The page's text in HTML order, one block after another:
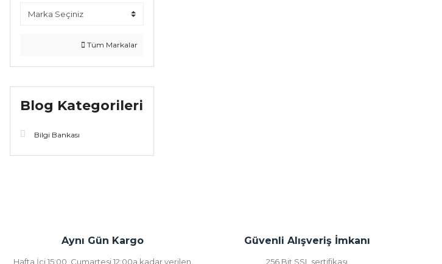
Tüm Markalar
Blog Kategorileri
Bilgi Bankası
Aynı Gün Kargo
Hafta İçi 15:00, Cumartesi 12:00a kadar verilen
Güvenli Alışveriş İmkanı
256 Bit SSL sertifikası